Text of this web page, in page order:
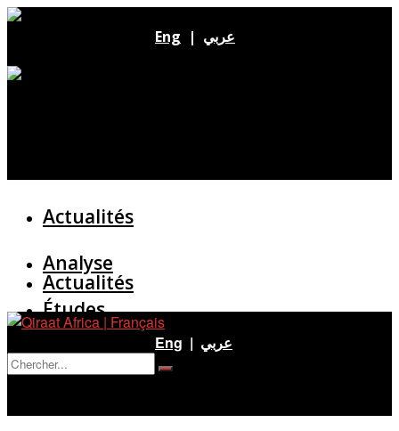
Eng | عربي
Actualités
Analyse
Études
Entretien
Actualités
Eng | عربي